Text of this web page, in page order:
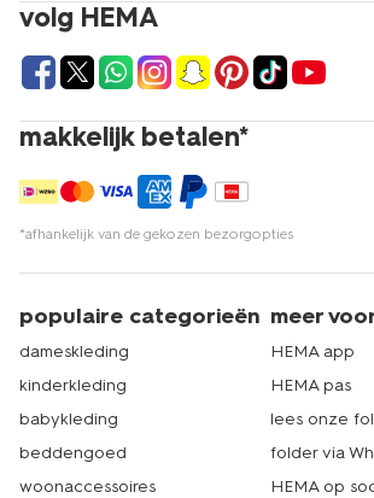
volg HEMA
makkelijk betalen*
*afhankelijk van de gekozen bezorgopties
populaire categorieën
dameskleding
kinderkleding
babykleding
beddengoed
woonaccessoires
meer
HEMA app
HEMA pas
lees onze
folder via
HEMA op